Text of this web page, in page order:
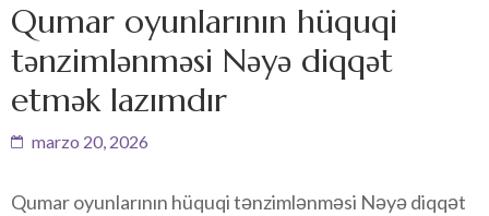
Qumar oyunlarının hüquqi
tənzimlənməsi Nəyə diqqət
etmək lazımdır
marzo 20, 2026
Qumar oyunlarının hüquqi tənzimlənməsi Nəyə diqqət